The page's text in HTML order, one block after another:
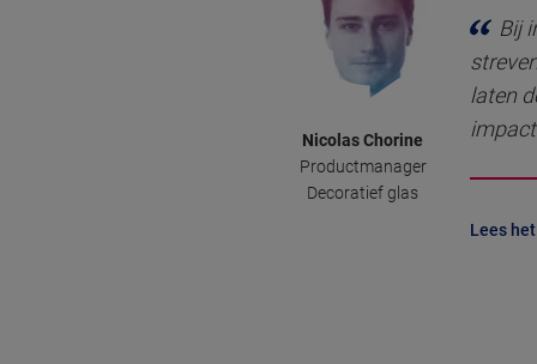
Nicolas Chorine
Productmanager
Decoratief glas
Bij
laten
Lees